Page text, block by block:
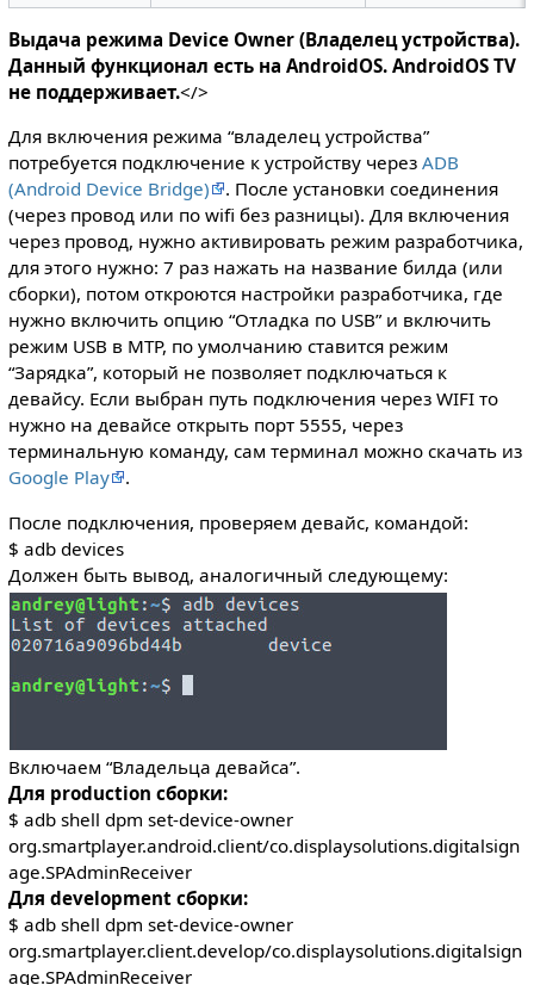
Выдача режима Device Owner (Владелец устройства).
Данный функционал есть на AndroidOS. AndroidOS TV
не поддерживает.</>
Для включения режима “владелец устройства”
потребуется подключение к устройству через ADB
(Android Device Bridge)
. После установки соединения
(через провод или по wifi без разницы). Для включения
через провод, нужно активировать режим разработчика,
для этого нужно: 7 раз нажать на название билда (или
сборки), потом откроются настройки разработчика, где
нужно включить опцию “Отладка по USB” и включить
режим USB в MTP, по умолчанию ставится режим
“Зарядка”, который не позволяет подключаться к
девайсу. Если выбран путь подключения через WIFI то
нужно на девайсе открыть порт 5555, через
терминальную команду, сам терминал можно скачать из
Google Play
.
После подключения, проверяем девайс, командой:
$ adb devices
Должен быть вывод, аналогичный следующему:
Включаем “Владельца девайса”.
Для production сборки:
$ adb shell dpm set-device-owner
org.smartplayer.android.client/co.displaysolutions.digitalsign
age.SPAdminReceiver
Для development сборки:
$ adb shell dpm set-device-owner
org.smartplayer.client.develop/co.displaysolutions.digitalsign
age.SPAdminReceiver